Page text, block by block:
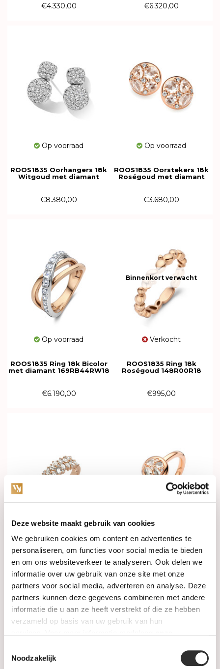
Deze website maakt gebruik van cookies
We gebruiken cookies om content en advertenties te
personaliseren, om functies voor social media te bieden
en om ons websiteverkeer te analyseren. Ook delen we
informatie over uw gebruik van onze site met onze
partners voor social media, adverteren en analyse. Deze
partners kunnen deze gegevens combineren met andere
informatie die u aan ze heeft verstrekt of die ze hebben
verzameld op basis van uw gebruik van hun
Noodzakelijk
€4.330,00 €6.320,00
Op voorraad
ROOS1835 Oorhangers 18k
Witgoud met diamant
€8.380,00
Op voorraad
ROOS1835 Oorstekers 18k
Roségoud met diamant
€3.680,00
Op voorraad
ROOS1835 Ring 18k Bicolor
met diamant 169RB44RW18
€6.190,00
Binnenkort verwacht
Verkocht
ROOS1835 Ring 18k
Roségoud 148R00R18
€995,00
Roségoud met 1.16ct
roosdiamant 150AR116R18
€5.990,00
Roségoud met diamant
034R50R18
€3.990,00